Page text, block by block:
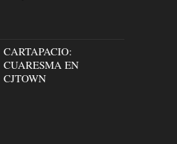
CARTAPACIO:
CUARESMA EN
CJTOWN